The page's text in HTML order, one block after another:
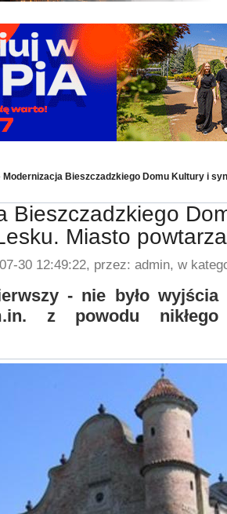
Modernizacja Bieszczadzkiego Domu Kultury i
Bieszczadzkiego
Miasto
30 12:49:22, przez: admin, w
- nie było wyjścia
z powodu nikłego